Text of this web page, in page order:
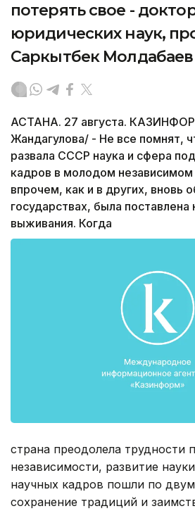
потерять свое -
юридических наук,
Саркытбек Молдабаев
АСТАНА. 27 августа.
Жандагулова/ - Не все помнят,
развала СССР наука и сфера
кадров в молодом независимом
впрочем, как и в других, вновь
государствах, была поставлена
выживания. Когда
страна преодолела трудности
независимости, развитие
научных кадров пошли по
сохранение традиций и